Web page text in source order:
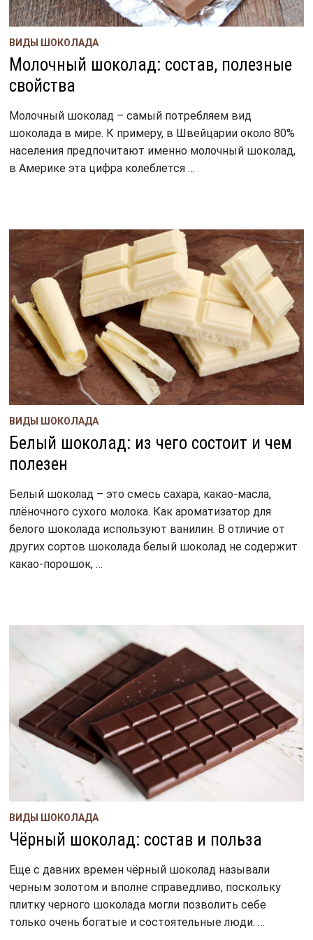
ВИДЫ ШОКОЛАДА
Молочный шоколад: состав, полезные
свойства
Молочный шоколад – самый потребляем вид
шоколада в мире. К примеру, в Швейцарии около 80%
населения предпочитают именно молочный шоколад,
в Америке эта цифра колеблется …
ВИДЫ ШОКОЛАДА
Белый шоколад: из чего состоит и чем
полезен
Белый шоколад – это смесь сахара, какао-масла,
плёночного сухого молока. Как ароматизатор для
белого шоколада используют ванилин. В отличие от
других сортов шоколада белый шоколад не содержит
какао-порошок, …
ВИДЫ ШОКОЛАДА
Чёрный шоколад: состав и польза
Еще с давних времен чёрный шоколад называли
черным золотом и вполне справедливо, поскольку
плитку черного шоколада могли позволить себе
только очень богатые и состоятельные люди. …